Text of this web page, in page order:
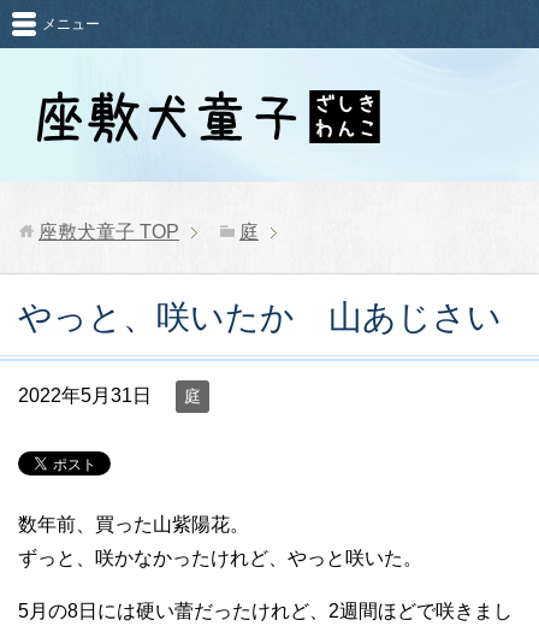
メニュー
座敷犬童子 TOP 庭
やっと、咲いたか 山あじさい
2022年5月31日 庭
数年前、買った山紫陽花。
ずっと、咲かなかったけれど、やっと咲いた。
5月の8日には硬い蕾だったけれど、2週間ほどで咲きまし